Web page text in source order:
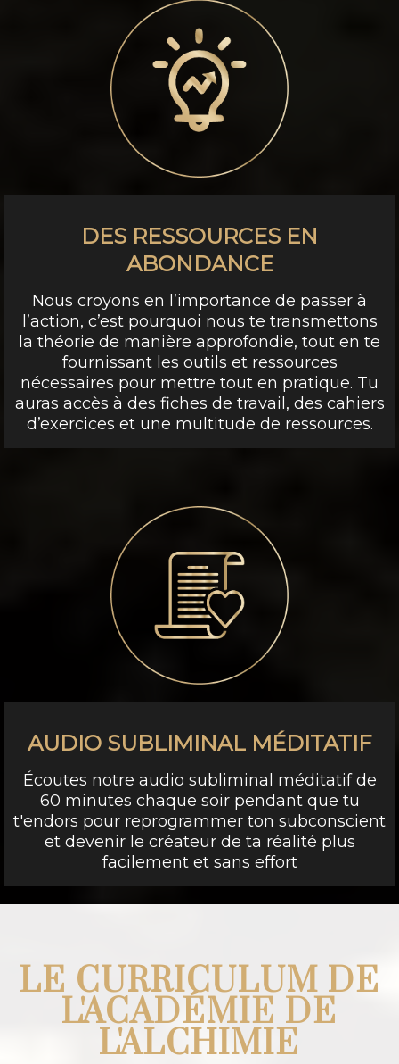
DES RESSOURCES EN
ABONDANCE
Nous croyons en l’importance de passer à
l’action, c’est pourquoi nous te transmettons
la théorie de manière approfondie, tout en te
fournissant les outils et ressources
nécessaires pour mettre tout en pratique. Tu
auras accès à des fiches de travail, des cahiers
d’exercices et une multitude de ressources.
AUDIO SUBLIMINAL MÉDITATIF
Écoutes notre audio subliminal méditatif de
60 minutes chaque soir pendant que tu
t'endors pour reprogrammer ton subconscient
et devenir le créateur de ta réalité plus
facilement et sans effort
LE CURRICULUM DE
L'ACADÉMIE DE
L'ALCHIMIE